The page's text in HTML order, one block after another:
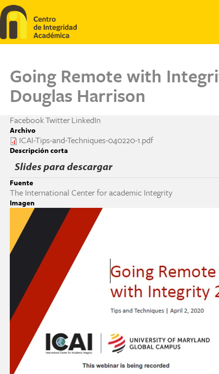
Pasar al contenido principal
Going Remote with
Douglas Harrison
FacebookTwitterLinkedIn
Archivo
ICAI-Tips-and-Techniques-040220-1.pdf
Descripción corta
Slides para descargar
Fuente
The International Center for academic Integrity
Imagen